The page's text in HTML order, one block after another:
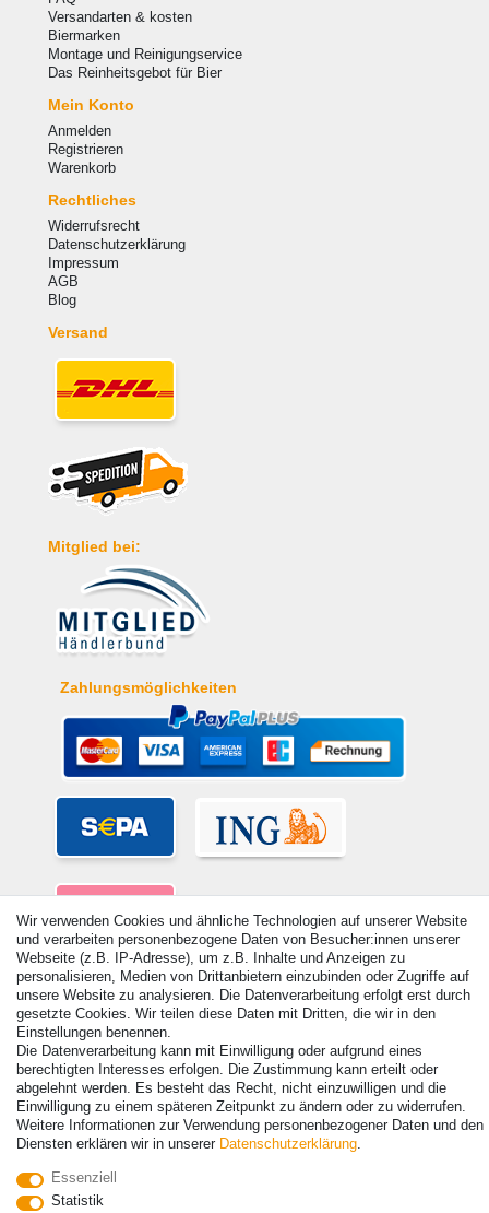
Versandarten & kosten
Biermarken
Montage und Reinigungservice
Das Reinheitsgebot für Bier
Mein Konto
Anmelden
Registrieren
Warenkorb
Rechtliches
Widerrufsrecht
Datenschutzerklärung
Impressum
AGB
Blog
Versand
Mitglied bei:
Zahlungsmöglichkeiten
© Copyright 2026 | Alle Rechte vorbehalten. - Alle Rechte vorbehalten.
Preisangaben inkl. gesetzl. 19% MwSt. | Grundpreise siehe Artikeldetail | *Gilt für
Lieferungen nach Deutschland!
Vertrag widerrufen Kontakt
Wir verwenden Cookies und ähnliche Technologien auf unserer Website
und verarbeiten personenbezogene Daten von Besucher:innen unserer
Webseite (z.B. IP-Adresse), um z.B. Inhalte und Anzeigen zu
personalisieren, Medien von Drittanbietern einzubinden oder Zugriffe auf
unsere Website zu analysieren. Die Datenverarbeitung erfolgt erst durch
gesetzte Cookies. Wir teilen diese Daten mit Dritten, die wir in den
Einstellungen benennen.
Die Datenverarbeitung kann mit Einwilligung oder aufgrund eines
berechtigten Interesses erfolgen. Die Zustimmung kann erteilt oder
abgelehnt werden. Es besteht das Recht, nicht einzuwilligen und die
Einwilligung zu einem späteren Zeitpunkt zu ändern oder zu widerrufen.
Weitere Informationen zur Verwendung personenbezogener Daten und den
Diensten erklären wir in unserer Daten­schutz­erklärung.
Essenziell
Statistik